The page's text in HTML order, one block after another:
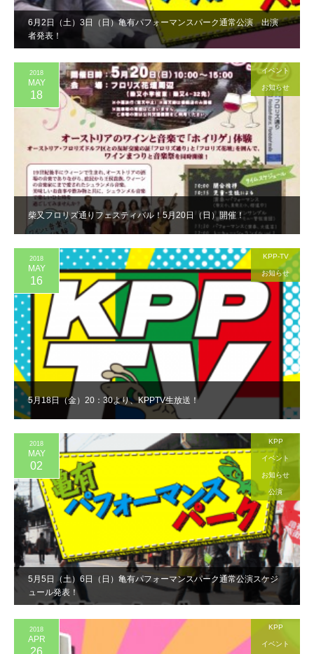
6月2日（土）3日（日）亀有パフォーマンスパーク通常公演 出演
者発表！
柴又フロリズ通りフェスティバル！5月20日（日）開催！
2018
MAY
18
イベント
お知らせ
5月18日（金）20：30より、KPPTV生放送！
2018
MAY
16
KPP-TV
お知らせ
5月5日（土）6日（日）亀有パフォーマンスパーク通常公演スケジ
ュール発表！
2018
MAY
02
KPP
イベント
お知らせ
公演
2018
APR
KPP
イベント